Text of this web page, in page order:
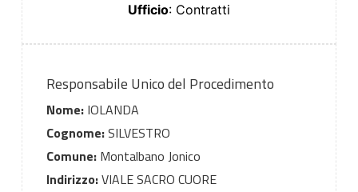
Ufficio: Contratti
Responsabile Unico del Procedimento
Nome:IOLANDA
Cognome:SILVESTRO
Comune:Montalbano Jonico
Indirizzo:VIALE SACRO CUORE